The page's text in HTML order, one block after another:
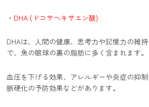
・ DHA (ドコサヘキサエン酸)
DHAは、人間の健康、思考力や記憶力の維
で、魚の眼球の裏の脂肪に多く含まれます。
血圧を下げる効果、アレルギーや炎症の抑
脈硬化の予防効果などがあります。